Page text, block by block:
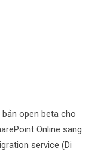
open beta cho
Online sang
service (Di